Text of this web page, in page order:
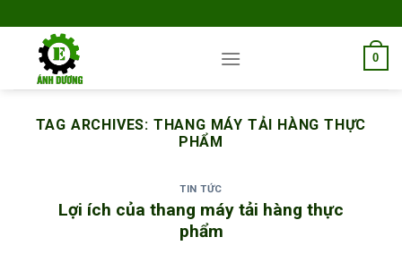
to
content
0
TAG ARCHIVES: THANG MÁY TẢI HÀNG THỰC
PHẨM
TIN TỨC
Lợi ích của thang máy tải hàng thực
phẩm